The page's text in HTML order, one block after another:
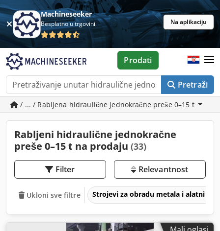
Machineseeker
Besplatno u trgovini Na aplikaciju
Pretraži
Prodati
/ ... / Rabljena hidraulične jednokračne preše 0–15 t
Rabljeni hidraulične jednokračne
preše 0–15 t na prodaju (33)
Filter Relevantnost
Ukloni sve filtre Strojevi za obradu metala i alatni